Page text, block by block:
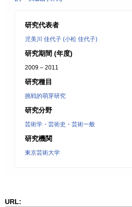
研究代表者
児美川 佳代子 (小松 佳代子)
研究期間 (年度)
2009 – 2011
研究種目
挑戦的萌芽研究
研究分野
芸術学・芸術史・芸術一般
研究機関
東京芸術大学
URL: